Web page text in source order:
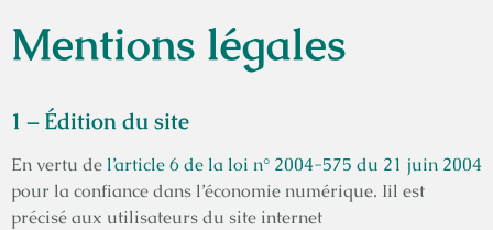
Mentions légales
1 – Édition du site
En vertu de l’article 6 de la loi n° 2004-575 du 21 juin 2004
pour la confiance dans l’économie numérique. Iil est
précisé aux utilisateurs du site internet